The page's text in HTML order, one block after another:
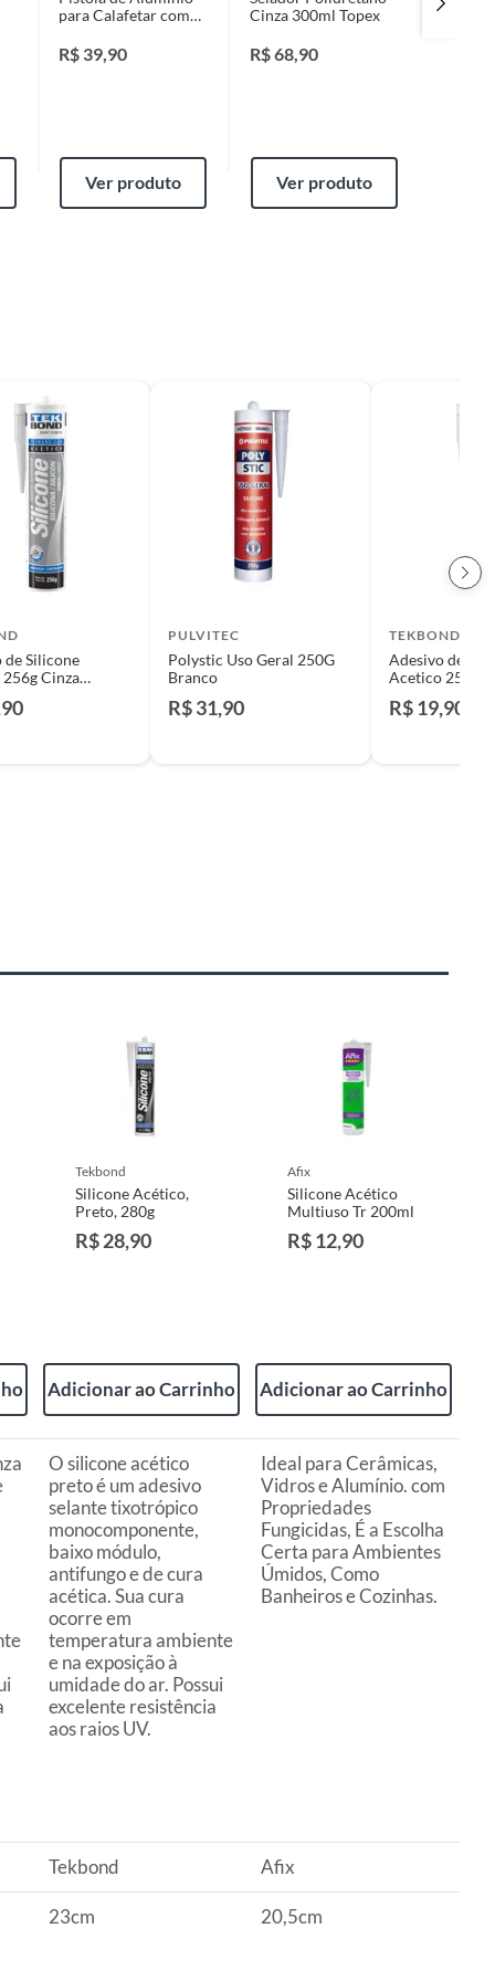
para Calafetar com
gotejamento Topex
R$ 39,90
Ver produto
Cinza 300ml Topex
R$68,90
Ver produto
Geral 5
de Silicone
Cinza
PULVITEC
Polystic Uso Geral 250G
Branco
R$ 31,90
TEKBOND
Adesivo de
Acetico 256g
R$ 19,90
tekbond
Silicone Acético,
Preto, 280g
R$ 28,90
Adicionar ao Carrinho
afix
Silicone Acético
Multiuso Tr 200ml
R$ 12,90
Adicionar ao Carrinho
O silicone acético
preto é um adesivo
selante tixotrópico
monocomponente,
baixo módulo,
antifungo e de cura
acética. Sua cura
ocorre em
temperatura ambiente
e na exposição à
umidade do ar. Possui
excelente resistência
aos raios UV.
Ideal para Cerâmicas,
Vidros e Alumínio. com
Propriedades
Fungicidas, É a Escolha
Certa para Ambientes
Úmidos, Como
Banheiros e Cozinhas.
Tekbond Afix
23cm 20,5cm